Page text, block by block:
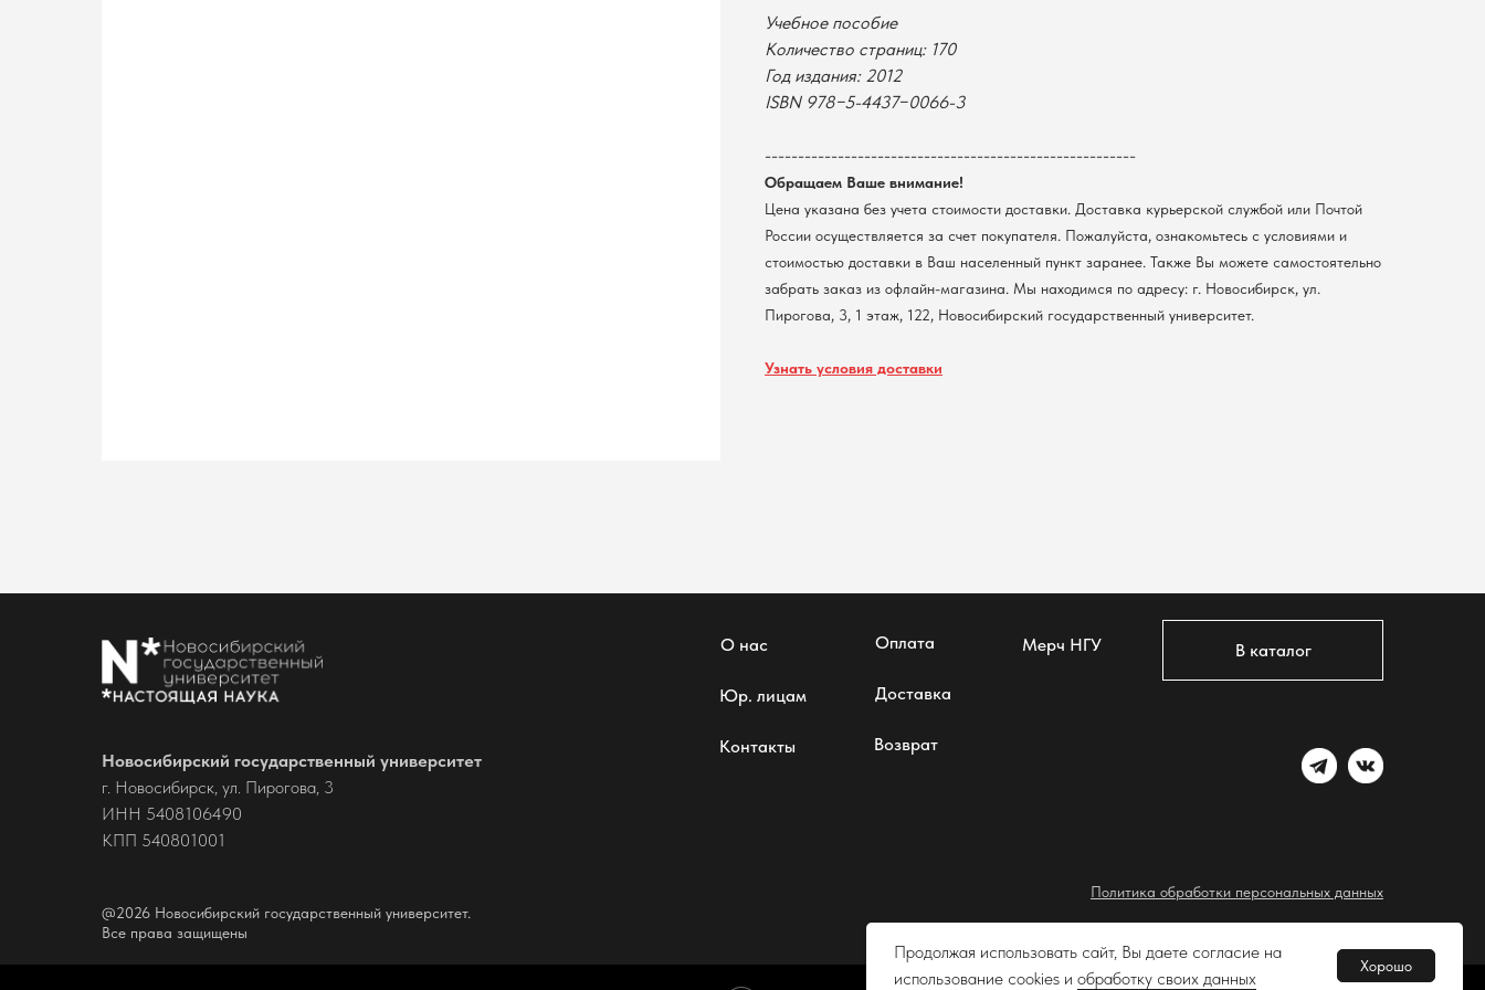
Учебное пособие
Количество страниц: 170
Год издания: 2012
ISBN 978−5-4437−0066-3
--------------------------------------------------------
Обращаем Ваше внимание!
Цена указана без учета стоимости доставки. Доставка курьерской службой или Почтой
России осуществляется за счет покупателя. Пожалуйста, ознакомьтесь с условиями и
стоимостью доставки в Ваш населенный пункт заранее. Также Вы можете самостоятельно
забрать заказ из офлайн-магазина. Мы находимся по адресу: г. Новосибирск, ул.
Пирогова, 3, 1 этаж, 122, Новосибирский государственный университет.
Узнать условия доставки
В каталог
О нас
Юр. лицам
Оплата
Доставка
Возврат
Контакты
Мерч НГУ
@2026 Новосибирский государственный университет.
Все права защищены
Политика обработки персональных данных
Новосибирский государственный университет
г. Новосибирск, ул. Пирогова, 3
ИНН 5408106490
КПП 540801001
Продолжая использовать сайт, Вы даете согласие на
использование cookies и обработку своих данных
Хорошо